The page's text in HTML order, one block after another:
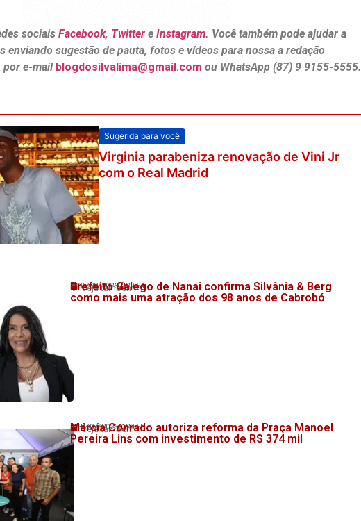
sociais Facebook, Twittere Instagram. Você também pode ajudar a
enviando sugestão de pauta, fotos e vídeos para nossa a redação
por e-mail blogdosilvalima@gmail.com ou WhatsApp (87) 9 9155-5555.
Sugerida para você
Virginia parabeniza renovação de Vini Jr
com o Real Madrid
💬 Veja também!
06/08/2026 20:54
Prefeito Galego de Nanai confirma Silvânia & Berg
como mais uma atração dos 98 anos de Cabrobó
💬 Veja também!
31/07/2026 20:58
Márcia Conrado autoriza reforma da Praça Manoel
Pereira Lins com investimento de R$ 374 mil